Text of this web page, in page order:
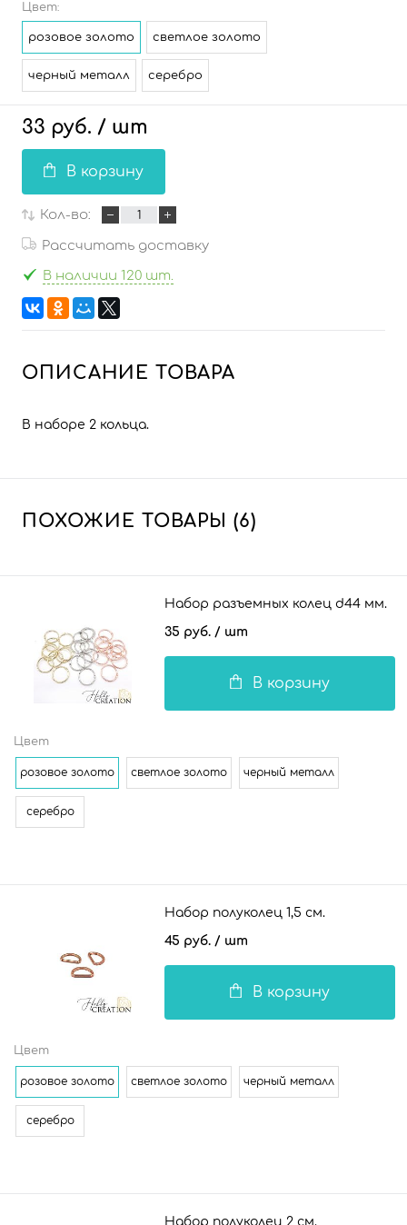
Цвет:
розовое золото светлое золото
черный металл серебро
33 руб. / шт
В корзину
Кол-во:
Рассчитать доставку
В наличии 120 шт.
ОПИСАНИЕ ТОВАРА
В наборе 2 кольца.
ПОХОЖИЕ ТОВАРЫ (6)
Набор разъемных колец d44 мм.
35 руб. / шт
В корзину
Цвет
розовое золото светлое золото черный металл
серебро
Набор полуколец 1,5 см.
45 руб. / шт
В корзину
Цвет
розовое золото светлое золото черный металл
серебро
Набор полуколец 2 см.